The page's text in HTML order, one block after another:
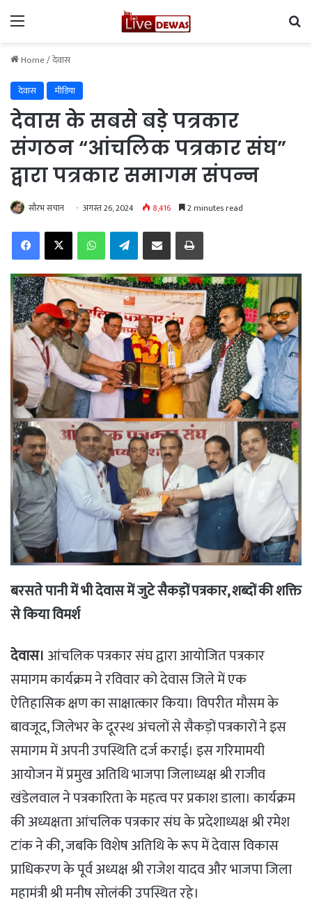
Menu
Home/देवास
देवास
मीडिया
देवास के सबसे बड़े पत्रकार
संगठन “आंचलिक पत्रकार संघ”
द्वारा पत्रकार समागम संपन्न
सौरभ सचान अगस्त 26, 2024 8,416 2 minutes read
FacebookX WhatsAppTelegramShare via Email Print
बरसते पानी में भी देवास में जुटे सैकड़ों पत्रकार, शब्दों की शक्ति
से किया विमर्श
देवास। आंचलिक पत्रकार संघ द्वारा आयोजित पत्रकार
समागम कार्यक्रम ने रविवार को देवास जिले में एक
ऐतिहासिक क्षण का साक्षात्कार किया। विपरीत मौसम के
बावजूद, जिलेभर के दूरस्थ अंचलों से सैकड़ों पत्रकारों ने इस
समागम में अपनी उपस्थिति दर्ज कराई। इस गरिमामयी
आयोजन में प्रमुख अतिथि भाजपा जिलाध्यक्ष श्री राजीव
खंडेलवाल ने पत्रकारिता के महत्व पर प्रकाश डाला। कार्यक्रम
की अध्यक्षता आंचलिक पत्रकार संघ के प्रदेशाध्यक्ष श्री रमेश
टांक ने की, जबकि विशेष अतिथि के रूप में देवास विकास
प्राधिकरण के पूर्व अध्यक्ष श्री राजेश यादव और भाजपा जिला
महामंत्री श्री मनीष सोलंकी उपस्थित रहे।